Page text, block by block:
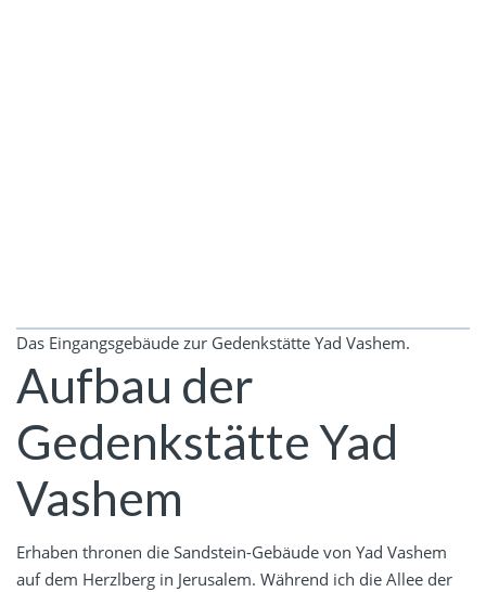
Das Eingangsgebäude zur Gedenkstätte Yad Vashem.
Aufbau der
Gedenkstätte Yad
Vashem
Erhaben thronen die Sandstein-Gebäude von Yad Vashem
auf dem Herzlberg in Jerusalem. Während ich die Allee der